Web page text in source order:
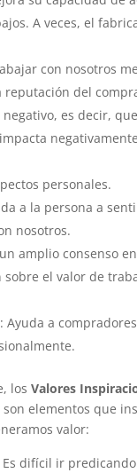
A veces, el
con nosotros
reputación del
negativo, es decir,
personales.
a la persona a
nosotros.
amplio consenso
sobre el valor de
: Ayuda a
los Valores
son elementos que
valor:
Es difícil ir